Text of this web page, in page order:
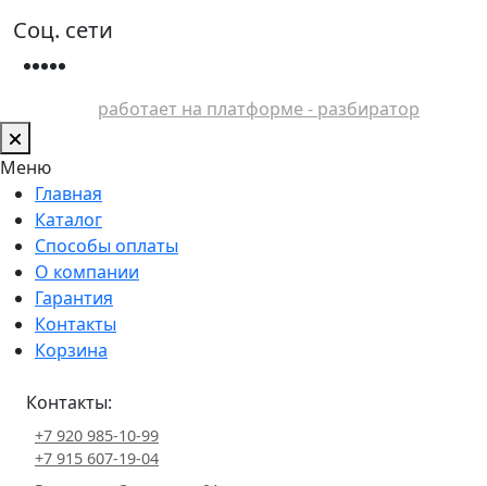
Соц. сети
работает на платформе - разбиратор
Меню
Главная
Каталог
Способы оплаты
О компании
Гарантия
Контакты
Корзина
Контакты:
+7 920 985-10-99
+7 915 607-19-04